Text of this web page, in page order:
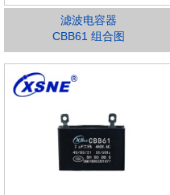
滤波电容器
CBB61 组合图